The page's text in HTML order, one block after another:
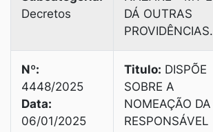
Decretos
DÁ OUTRAS
PROVIDÊNCIAS.
Nº:
4448/2025
Data:
06/01/2025
Titulo: DISPÕE
SOBRE A
NOMEAÇÃO DA
RESPONSÁVEL